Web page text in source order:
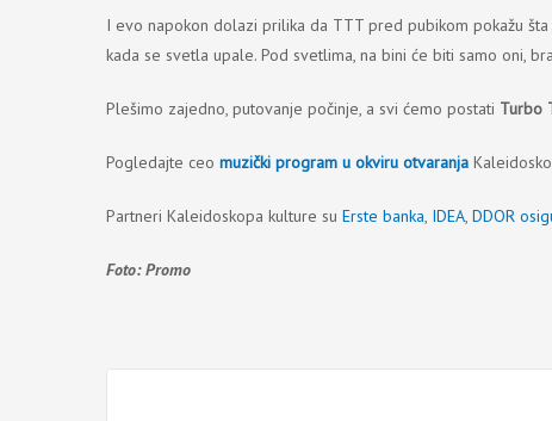
I evo napokon dolazi prilika da TTT pred pubikom pokažu
kada se svetla upale. Pod svetlima, na bini će biti samo oni,
Plešimo zajedno, putovanje počinje, a svi ćemo postati Turbo
Pogledajte ceo muzički program u okviru otvaranja
Partneri Kaleidoskopa kulture su Erste banka, IDEA, DDOR
Foto: Promo